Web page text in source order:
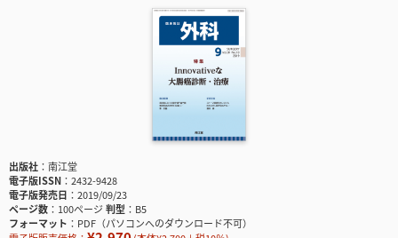
出版社
南江堂
電子版ISSN
2432-9428
電子版発売日
2019/09/23
ページ数
100ページ判型
B5
フォーマット
PDF（パソコンへのダウンロード不可）